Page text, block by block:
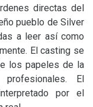
directas del
pueblo de Silver
a leer así como
El casting se
los papeles de la
El
por el